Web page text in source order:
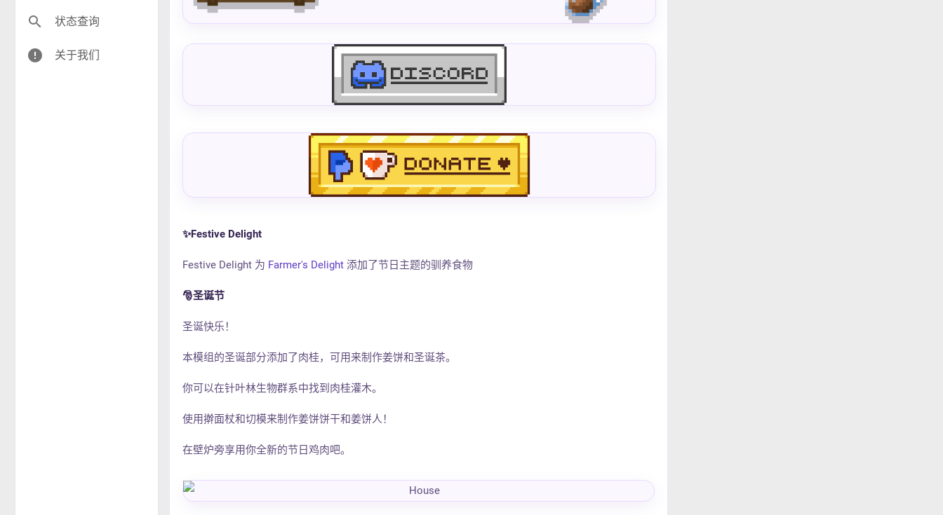
search 状态查询
error 关于我们
✨Festive Delight
Festive Delight 为 Farmer's Delight 添加了节日主题的驯养食物
🎅圣诞节
圣诞快乐！
本模组的圣诞部分添加了肉桂，可用来制作姜饼和圣诞茶。
你可以在针叶林生物群系中找到肉桂灌木。
使用擀面杖和切模来制作姜饼饼干和姜饼人！
在壁炉旁享用你全新的节日鸡肉吧。